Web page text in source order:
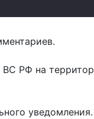
РФ на
уведомления.